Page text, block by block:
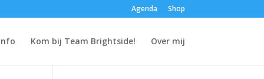
Agenda Shop
Kom bij Team Brightside! Over mij